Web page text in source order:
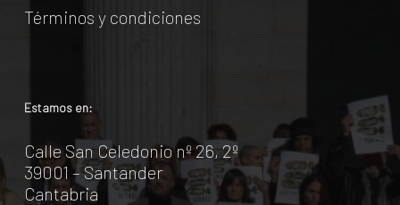
Términos y condiciones
Estamos en:
Calle San Celedonio nº 26, 2º
39001 – Santander
Cantabria